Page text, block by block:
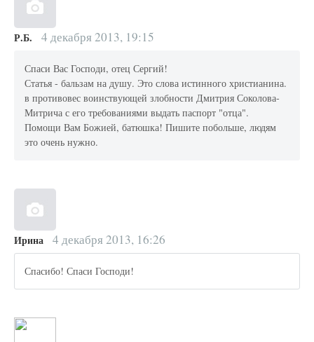
Р.Б. 4 декабря 2013, 19:15
Спаси Вас Господи, отец Сергий!
Статья - бальзам на душу. Это слова истинного христианина.
в противовес воинствующей злобности Дмитрия Соколова-
Митрича с его требованиями выдать паспорт "отца".
Помощи Вам Божией, батюшка! Пишите побольше, людям
это очень нужно.
Ирина 4 декабря 2013, 16:26
Спасибо! Спаси Господи!